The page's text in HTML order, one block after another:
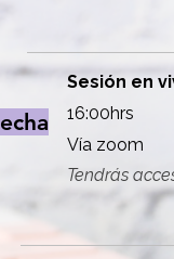
Sesión en
16:00hrs
​Vía zoom
Tendrás